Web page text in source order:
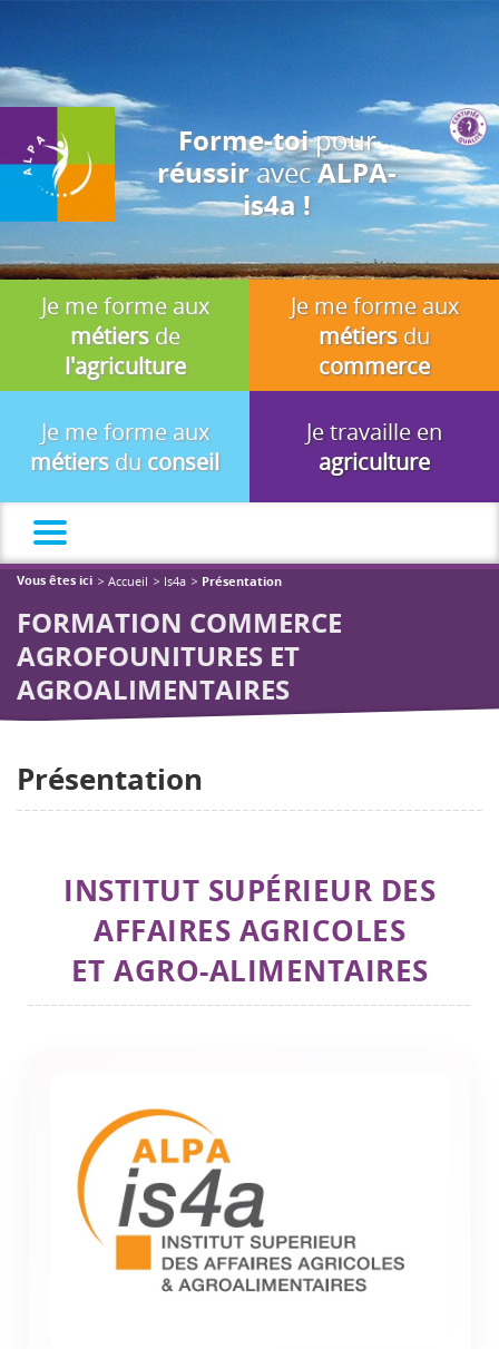
des fins d'analyse, de pertinence et de publicité.
Forme-toipour
réussiravecALPA-
is4a !
Je me forme aux
métiersde
l'agriculture
Je me forme aux
métiersdu
commerce
Je me forme aux
métiersdu conseil
Je travaille en
agriculture
Vous êtes ici Accueil Is4a Présentation
FORMATION COMMERCE
AGROFOUNITURES ET
AGROALIMENTAIRES
Présentation
INSTITUT SUPÉRIEUR DES
AFFAIRES AGRICOLES
ET AGRO-ALIMENTAIRES